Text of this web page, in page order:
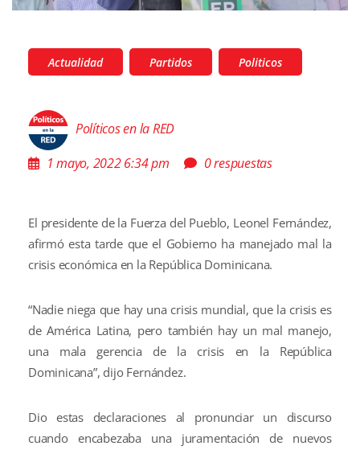
Actualidad Partidos Politicos
Políticos en la RED
1 mayo, 2022 6:34 pm
0 respuestas
El presidente de la Fuerza del Pueblo, Leonel Fernández,
afirmó esta tarde que el Gobierno ha manejado mal la
crisis económica en la República Dominicana.
“Nadie niega que hay una crisis mundial, que la crisis es
de América Latina, pero también hay un mal manejo,
una mala gerencia de la crisis en la República
Dominicana”, dijo Fernández.
Dio estas declaraciones al pronunciar un discurso
cuando encabezaba una juramentación de nuevos